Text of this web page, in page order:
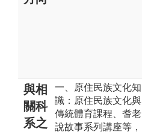
與相
關科
系之
一、原住民族文化知
識：原住民族文化與
傳統體育課程、耆老
說故事系列講座等，